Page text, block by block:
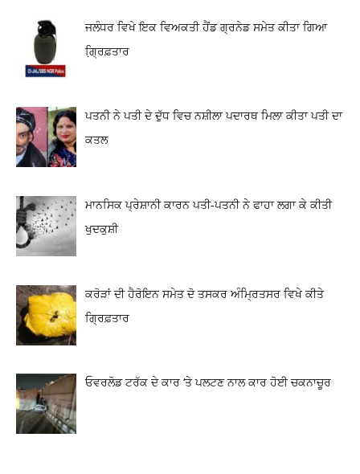
ਜਲੰਧਰ ਵਿਖੇ ਇਕ ਵਿਅਕਤੀ ਹੈਂਡ ਗ੍ਰਨੇਡ ਸਮੇਤ ਕੀਤਾ ਗਿਆ
ਗ੍ਰਿ਼ਫ਼ਤਾਰ
ਪਤਨੀ ਨੇ ਪਤੀ ਦੇ ਦੁੱਧ ਵਿਚ ਨਸ਼ੀਲਾ ਪਦਾਰਥ ਮਿਲਾ ਕੀਤਾ ਪਤੀ ਦਾ
ਕਤਲ
ਮਾਨਸਿਕ ਪ੍ਰੇਸ਼ਾਨੀ ਕਾਰਨ ਪਤੀ-ਪਤਨੀ ਨੇ ਫਾਹਾ ਲਗਾ ਕੇ ਕੀਤੀ
ਖੁਦਕੁਸ਼ੀ
ਕਰੋੜਾਂ ਦੀ ਹੈਰੋਇਨ ਸਮੇਤ ਦੋ ਤਸਕਰ ਅੰਮ੍ਰਿਤਸਰ ਵਿਖੇ ਕੀਤੇ
ਗ੍ਰਿਫ਼ਤਾਰ
ਓਵਰਲੋਡ ਟਰੱਕ ਦੇ ਕਾਰ ‘ਤੇ ਪਲਟਣ ਨਾਲ ਕਾਰ ਹੋਈ ਚਕਨਾਚੂਰ